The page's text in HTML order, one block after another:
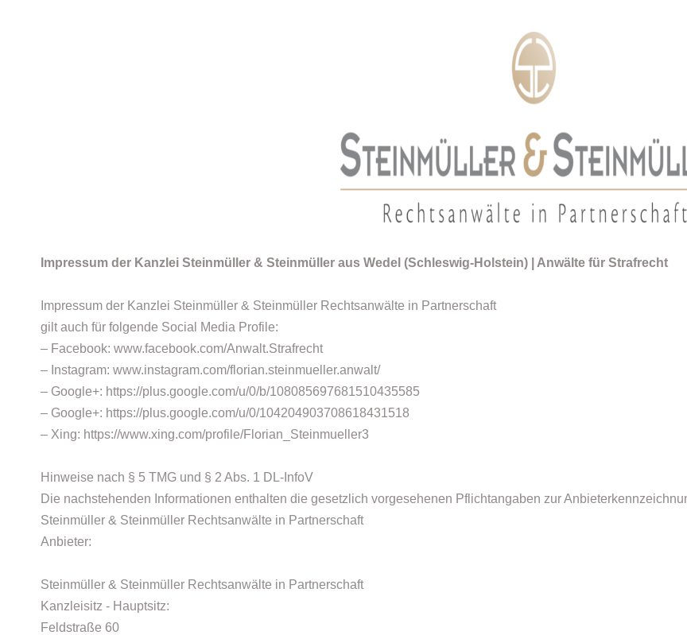
Impressum der Kanzlei Steinmüller & Steinmüller aus Wedel (Schleswig-Holstein) | Anwälte für Strafrecht
Impressum der Kanzlei Steinmüller & Steinmüller Rechtsanwälte in Partnerschaft
gilt auch für folgende Social Media Profile:
– Facebook: www.facebook.com/Anwalt.Strafrecht
– Instagram: www.instagram.com/florian.steinmueller.anwalt/
– Google+: https://plus.google.com/u/0/b/108085697681510435585
– Google+: https://plus.google.com/u/0/104204903708618431518
– Xing: https://www.xing.com/profile/Florian_Steinmueller3
Hinweise nach § 5 TMG und § 2 Abs. 1 DL-InfoV
Die nachstehenden Informationen enthalten die gesetzlich vorgesehenen Pflichtangaben zur
Steinmüller & Steinmüller Rechtsanwälte in Partnerschaft
Anbieter:
Steinmüller & Steinmüller Rechtsanwälte in Partnerschaft
Kanzleisitz - Hauptsitz:
Feldstraße 60